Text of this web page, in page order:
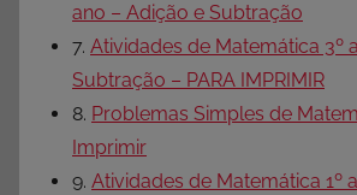
ano – Adição e Subtração
7. Atividades de Matemática 3º
Subtração – PARA IMPRIMIR
8. Problemas Simples de
Imprimir
9. Atividades de Matemática 1º